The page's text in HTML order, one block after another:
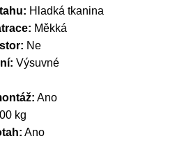
Hladká tkanina
Měkká
Ne
Výsuvné
Ano
kg
Ano